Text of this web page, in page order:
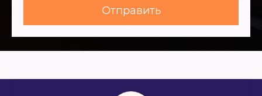
Отправить